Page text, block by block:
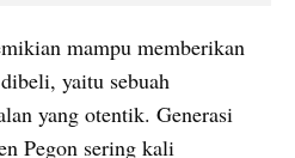
mampu memberikan
yaitu sebuah
yang otentik. Generasi
Pegon sering kali